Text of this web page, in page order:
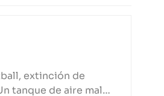
العربية
extinción de
tanque de aire mal